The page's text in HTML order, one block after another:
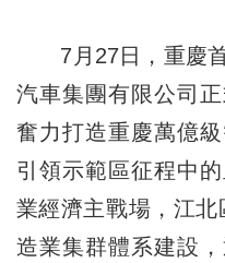
7月27日，重慶首
汽車集團有限公司
奮力打造重慶萬億
引領示範區征程中
業經濟主戰場，江北
造業集群體系建設